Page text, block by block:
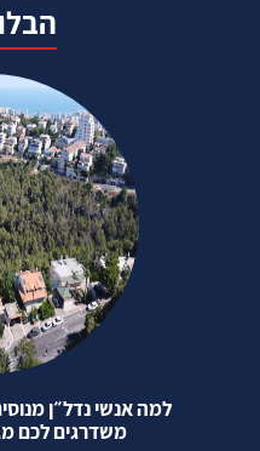
למה אנשי נדל״ן
משדרגים לכם